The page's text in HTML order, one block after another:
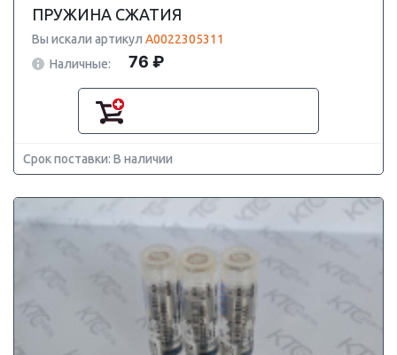
ПРУЖИНА СЖАТИЯ
Вы искали артикул A0022305311
Наличные:
76 ₽
Срок поставки: В наличии